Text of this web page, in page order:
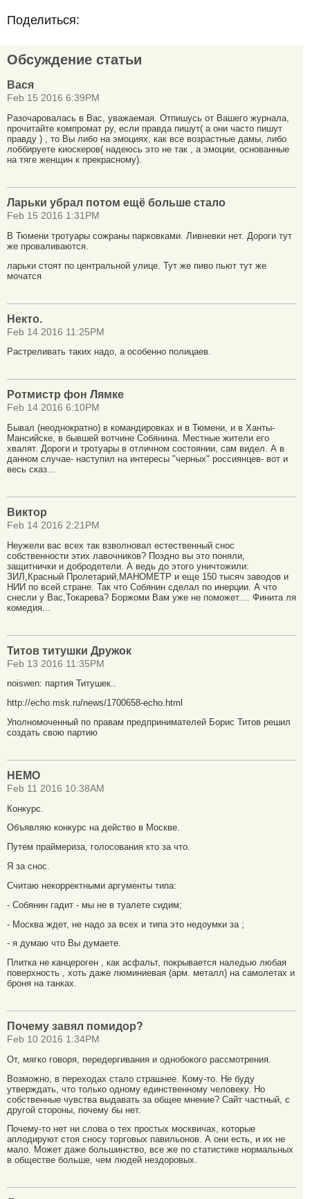
Поделиться:
Обсуждение статьи
Вася
Feb 15 2016 6:39PM
Разочаровалась в Вас, уважаемая. Отпишусь от Вашего журнала,
прочитайте компромат ру, если правда пишут( а они часто пишут
правду ) , то Вы либо на эмоциях, как все возрастные дамы, либо
лоббируете киоскеров( надеюсь это не так , а эмоции, основанные
на тяге женщин к прекрасному).
Ларьки убрал потом ещё больше стало
Feb 15 2016 1:31PM
В Тюмени тротуары сожраны парковками. Ливневки нет. Дороги тут
же проваливаются.
ларьки стоят по центральной улице. Тут же пиво пьют тут же
мочатся
Некто.
Feb 14 2016 11:25PM
Растреливать таких надо, а особенно полицаев.
Ротмистр фон Лямке
Feb 14 2016 6:10PM
Бывал (неоднократно) в командировках и в Тюмени, и в Ханты-
Мансийске, в бывшей вотчине Собянина. Местные жители его
хвалят. Дороги и тротуары в отличном состоянии, сам видел. А в
данном случае- наступил на интересы "черных" россиянцев- вот и
весь сказ...
Виктор
Feb 14 2016 2:21PM
Неужели вас всех так взволновал естественный снос
собственности этих лавочников? Поздно вы это поняли,
защитнички и добродетели. А ведь до этого уничтожили:
ЗИЛ,Красный Пролетарий,МАНОМЕТР и еще 150 тысяч заводов и
НИИ по всей стране. Так что Собянин сделал по инерции. А что
снесли у Вас,Токарева? Боржоми Вам уже не поможет.... Финита ля
комедия...
Титов титушки Дружок
Feb 13 2016 11:35PM
noiswen: партия Титушек..
http://echo.msk.ru/news/1700658-echo.html
Уполномоченный по правам предпринимателей Борис Титов решил
создать свою партию
НЕМО
Feb 11 2016 10:38AM
Конкурс.
Объявляю конкурс на действо в Москве.
Путем праймериза, голосования кто за что.
Я за снос.
Считаю некорректными аргументы типа:
- Собянин гадит - мы не в туалете сидим;
- Москва ждет, не надо за всех и типа это недоумки за ;
- я думаю что Вы думаете.
Плитка не канцероген , как асфальт, покрывается наледью любая
поверхность , хоть даже люминиевая (арм. металл) на самолетах и
броня на танках.
Почему завял помидор?
Feb 10 2016 1:34PM
От, мягко говоря, передергивания и однобокого рассмотрения.
Возможно, в переходах стало страшнее. Кому-то. Не буду
утверждать, что только одному единственному человеку. Но
собственные чувства выдавать за общее мнение? Сайт частный, с
другой стороны, почему бы нет.
Почему-то нет ни слова о тех простых москвичах, которые
аплодируют стоя сносу торговых павильонов. А они есть, и их не
мало. Может даже большинство, все же по статистике нормальных
в обществе больше, чем людей нездоровых.